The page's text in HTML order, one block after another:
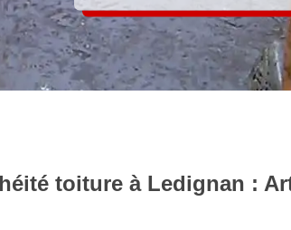
toiture à Ledignan :